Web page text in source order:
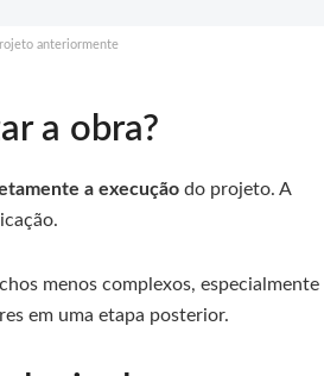
anteriormente
a obra?
a execução do projeto. A
menos complexos, especialmente
em uma etapa posterior.